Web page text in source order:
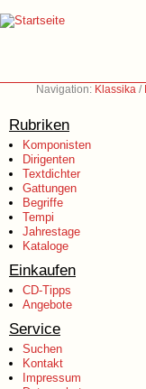
Navigation: Klassika /
Rubriken
Komponisten
Dirigenten
Textdichter
Gattungen
Begriffe
Tempi
Jahrestage
Kataloge
Einkaufen
CD-Tipps
Angebote
Service
Suchen
Kontakt
Impressum